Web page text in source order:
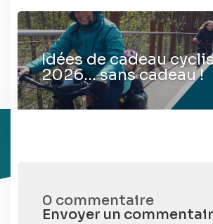
Idées de cadeau
2026… sans cadeau !
0 commentaire
Envoyer un